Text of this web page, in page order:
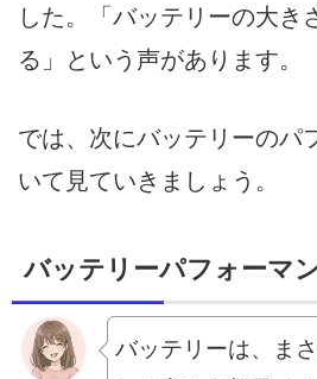
した。「バッテリーの大き
る」という声があります。
では、次にバッテリーのパ
いて見ていきましょう。
バッテリーパフォーマ
バッテリーは、ま